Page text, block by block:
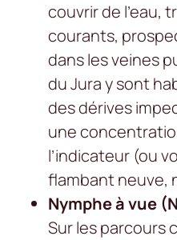
couvrir de l’eau,
courants,
dans les veines
du Jura y sont
des dérives
une
l’indicateur (ou
flambant neuve,
Nymphe à vue
Sur les parcours